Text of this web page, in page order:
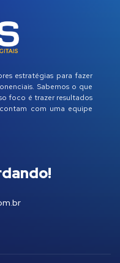
estratégias para fazer
Sabemos o que
foco é trazer resultados
com uma equipe